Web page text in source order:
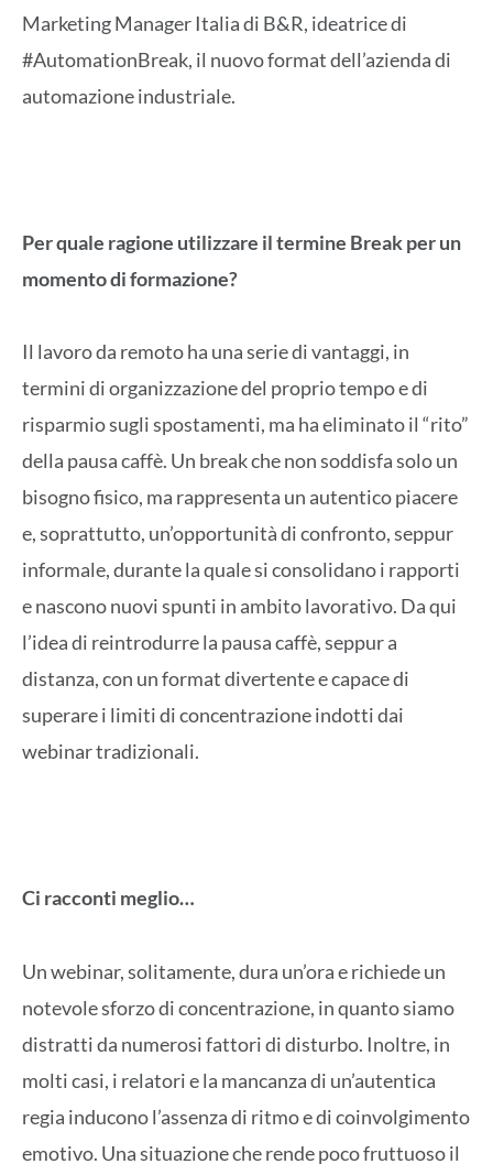
Marketing Manager Italia di B&R, ideatrice di
#AutomationBreak, il nuovo format dell’azienda di
automazione industriale.
Per quale ragione utilizzare il termine Break per un
momento di formazione?
Il lavoro da remoto ha una serie di vantaggi, in
termini di organizzazione del proprio tempo e di
risparmio sugli spostamenti, ma ha eliminato il “rito”
della pausa caffè. Un break che non soddisfa solo un
bisogno fisico, ma rappresenta un autentico piacere
e, soprattutto, un’opportunità di confronto, seppur
informale, durante la quale si consolidano i rapporti
e nascono nuovi spunti in ambito lavorativo. Da qui
l’idea di reintrodurre la pausa caffè, seppur a
distanza, con un format divertente e capace di
superare i limiti di concentrazione indotti dai
webinar tradizionali.
Ci racconti meglio…
Un webinar, solitamente, dura un’ora e richiede un
notevole sforzo di concentrazione, in quanto siamo
distratti da numerosi fattori di disturbo. Inoltre, in
molti casi, i relatori e la mancanza di un’autentica
regia inducono l’assenza di ritmo e di coinvolgimento
emotivo. Una situazione che rende poco fruttuoso il